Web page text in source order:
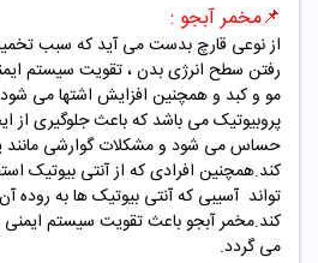
📌مخمر آبجو :
از نوعی قارچ بدست می آید که سبب
رفتن سطح انرژی بدن ، تقویت سیستم
مو و کبد و همچنین افزایش اشتها می
پروبیوتیک می باشد که باعث جلوگیری از
حساس می شود و مشکلات گوارشی مانند
کند.همچنین افرادی که از آنتی بیوتیک
تواند آسیبی که آنتی بیوتیک ها به روده
کند.مخمر آبجو باعث تقویت سیستم
می گردد.